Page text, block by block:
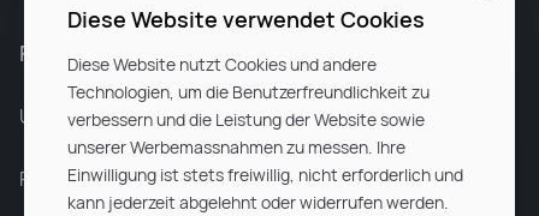
Für Unternehmen
Unsere Dienstleistungen
Partnerunternehmen
Diese Website verwendet Cookies
Diese Website nutzt Cookies und andere
Technologien, um die Benutzerfreundlichkeit zu
verbessern und die Leistung der Website sowie
unserer Werbemassnahmen zu messen. Ihre
Einwilligung ist stets freiwillig, nicht erforderlich und
kann jederzeit abgelehnt oder widerrufen werden.